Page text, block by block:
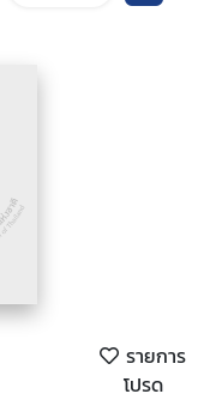
รายการ
โปรด